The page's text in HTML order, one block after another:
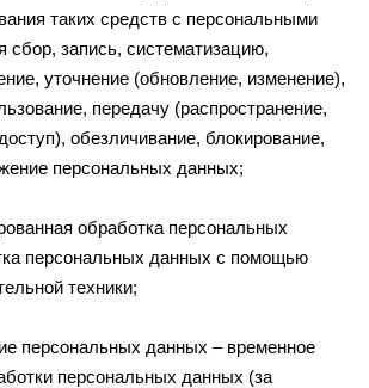
таких средств с персональными
сбор, запись, систематизацию,
уточнение (обновление, изменение),
передачу (распространение,
обезличивание, блокирование,
персональных данных;
обработка персональных
персональных данных с помощью
техники;
данных – временное
персональных данных (за